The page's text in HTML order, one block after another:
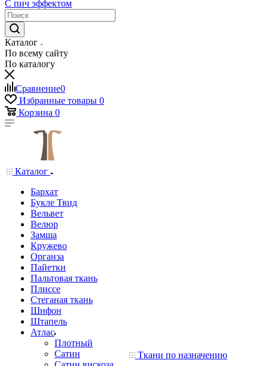
С пич эффектом
Каталог
По всему сайту
По каталогу
Сравнение0
Избранные товары 0
Корзина 0
Каталог
Бархат
Букле Твид
Вельвет
Велюр
Замша
Кружево
Органза
Пайетки
Пальтовая ткань
Плиссе
Стеганая ткань
Шифон
Штапель
Атлас
Плотный
Сатин
Ткани по назначению